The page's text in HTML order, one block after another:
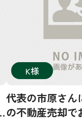
K様
代表の市原さん
の不動産売却で